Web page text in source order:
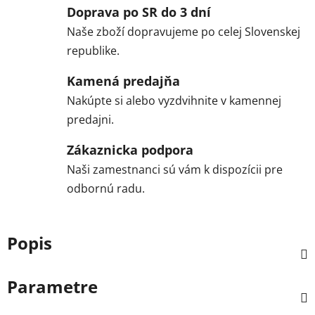
Doprava po SR do 3 dní
Naše zboží dopravujeme po celej Slovenskej
republike.
Kamená predajňa
Nakúpte si alebo vyzdvihnite v kamennej
predajni.
Zákaznicka podpora
Naši zamestnanci sú vám k dispozícii pre
odbornú radu.
Popis
Parametre